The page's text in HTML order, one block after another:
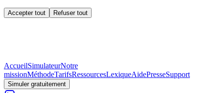
Accepter tout Refuser tout
AccueilSimulateurNotre
missionMéthodeTarifsRessourcesLexiqueAidePresseSupport
Simuler gratuitement